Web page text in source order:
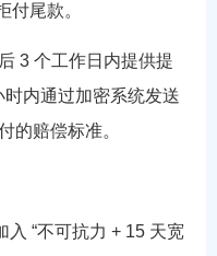
付尾款。
3 个工作日内提供提
时内通过加密系统发送
的赔偿标准。
“不可抗力 + 15 天宽